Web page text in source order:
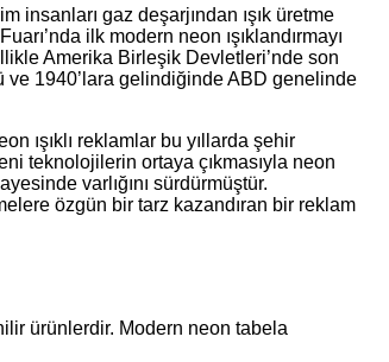
insanları gaz deşarjından ışık üretme
ilk modern neon ışıklandırmayı
Amerika Birleşik Devletleri’nde son
ve 1940’lara gelindiğinde ABD genelinde
ışıklı reklamlar bu yıllarda şehir
teknolojilerin ortaya çıkmasıyla neon
varlığını sürdürmüştür.
özgün bir tarz kazandıran bir reklam
ürünlerdir. Modern neon tabela